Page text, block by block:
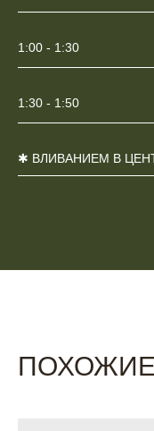
1:00 - 1:30
1:30 - 1:50
✱ ВЛИВАНИЕМ В